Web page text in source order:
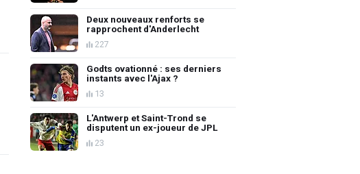
Deux nouveaux renforts se
rapprochent d'Anderlecht
227
Godts ovationné : ses derniers
instants avec l'Ajax ?
13
L'Antwerp et Saint-Trond se
disputent un ex-joueur de JPL
23